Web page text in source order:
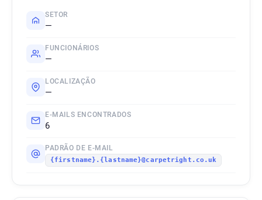
SETOR
—
FUNCIONÁRIOS
—
LOCALIZAÇÃO
—
E-MAILS ENCONTRADOS
6
PADRÃO DE E-MAIL
{firstname}.{lastname}@carpetright.co.uk